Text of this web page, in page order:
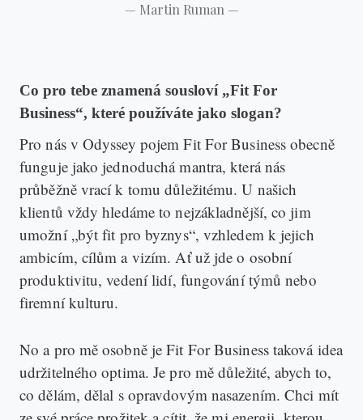
— Martin Ruman —
Co pro tebe znamená sousloví „Fit For
Business“, které používáte jako slogan?
Pro nás v Odyssey pojem Fit For Business obecně
funguje jako jednoduchá mantra, která nás
průběžně vrací k tomu důležitému. U našich
klientů vždy hledáme to nejzákladnější, co jim
umožní „být fit pro byznys“, vzhledem k jejich
ambicím, cílům a vizím. Ať už jde o osobní
produktivitu, vedení lidí, fungování týmů nebo
firemní kulturu.
No a pro mě osobně je Fit For Business taková idea
udržitelného optima. Je pro mě důležité, abych to,
co dělám, dělal s opravdovým nasazením. Chci mít